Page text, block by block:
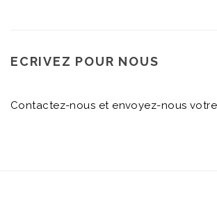
ECRIVEZ POUR NOUS
Contactez-nous et envoyez-nous